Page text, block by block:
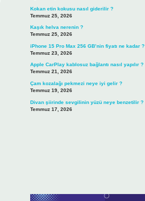
Kokan etin kokusu nasıl giderilir ?
Temmuz 25, 2026
Kaşık helva nerenin ?
Temmuz 25, 2026
iPhone 15 Pro Max 256 GB’nin fiyatı ne kadar ?
Temmuz 23, 2026
Apple CarPlay kablosuz bağlantı nasıl yapılır ?
Temmuz 21, 2026
Çam kozalağı pekmezi neye iyi gelir ?
Temmuz 19, 2026
Divan şiirinde sevgilinin yüzü neye benzetilir ?
Temmuz 17, 2026